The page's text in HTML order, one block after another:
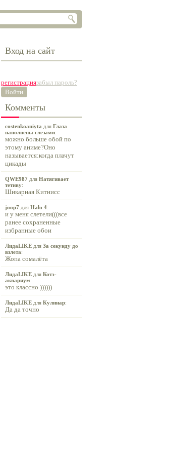
Вход на сайт
регистрациязабыл пароль?
Войти
Комменты
costenkoaniyta для Глаза
наполнены слезами:
можно больше обой по
этому аниме?Оно
называется:когда плачут
цикады
QWE987 для Натягивает
тетиву:
Шикарная Китнисс
joop7 для Halo 4:
и у меня слетели(((все
ранее сохраненные
избранные обои
ЛидаLIKE для За секунду до
взлета:
Жопа сомалёта
ЛидаLIKE для Котэ-
аквариум:
это классно ))))))
ЛидаLIKE для Кулинар:
Да да точно